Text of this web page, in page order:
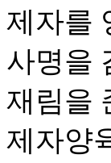
제자를
사명을
재림을
제자양